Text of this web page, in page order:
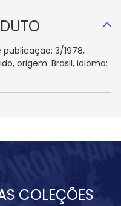
publicação: 3/1978,
origem: Brasil, idioma:
COLEÇÕES